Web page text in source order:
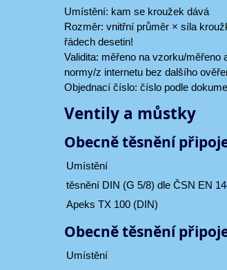
Umístění: kam se kroužek dává
Rozměr: vnitřní průměr × síla
řádech desetin!
Validita: měřeno na vzorku/měřeno
normy/z internetu bez dalšího
Objednací číslo: číslo podle
Ventily a můstky
Obecně těsnění
Umístění
těsnění DIN (G 5/8) dle ČSN EN
Apeks TX 100 (DIN)
Obecně těsnění
Umístění